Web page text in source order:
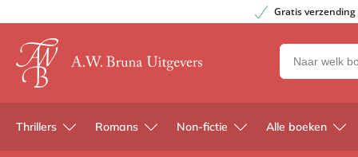
Gratis verzending
Zoeken
naar
en
uitgevers
Thrillers Romans Non-fictie Alle boeken